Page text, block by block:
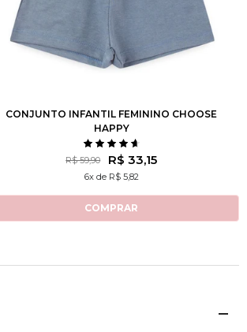
CONJUNTO INFANTIL FEMININO CHOOSE
HAPPY
R$ 59,90 R$ 33,15
6x de R$ 5,82
COMPRAR